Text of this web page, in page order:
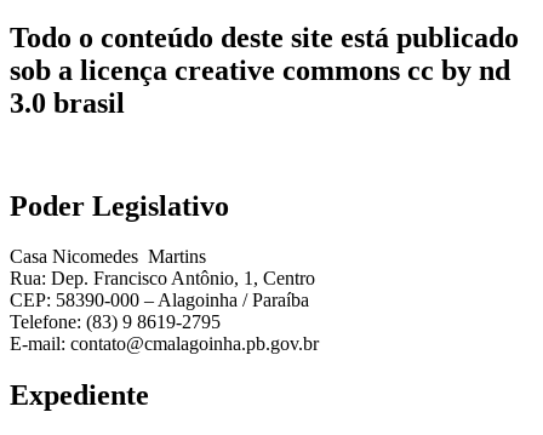
Todo o conteúdo deste site está publicado
sob a licença creative commons cc by nd
3.0 brasil
Poder Legislativo
Casa Nicomedes Martins
Rua: Dep. Francisco Antônio, 1, Centro
CEP: 58390-000 – Alagoinha / Paraíba
Telefone: (83) 9 8619-2795
E-mail: contato@cmalagoinha.pb.gov.br
Expediente